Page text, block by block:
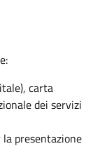
carta
dei servizi
presentazione